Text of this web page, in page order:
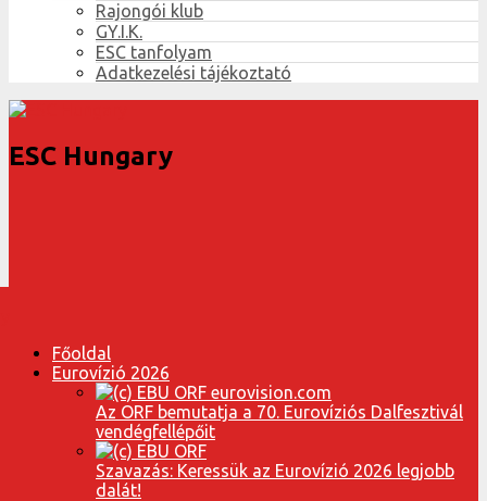
Rajongói klub
GY.I.K.
ESC tanfolyam
Adatkezelési tájékoztató
ESC Hungary
Főoldal
Eurovízió 2026
Az ORF bemutatja a 70. Eurovíziós Dalfesztivál
vendégfellépőit
Szavazás: Keressük az Eurovízió 2026 legjobb
dalát!